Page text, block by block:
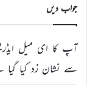
جواب دیں
آپ کا ای میل
سے نشان زد کیا گیا